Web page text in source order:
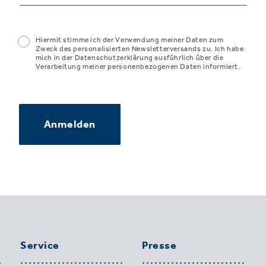
Hiermit stimme ich der Verwendung meiner Daten zum
Zweck des personalisierten Newsletterversands zu. Ich habe
mich in der Datenschutzerklärung ausführlich über die
Verarbeitung meiner personenbezogenen Daten informiert.
Anmelden
Service Presse